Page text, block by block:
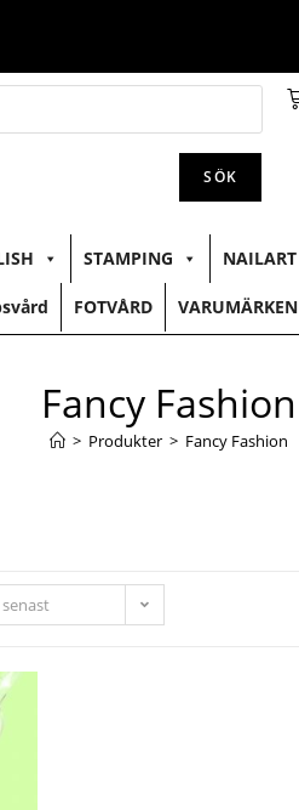
SÖK
STAMPING NAILART
FOTVÅRD VARUMÄRKEN
Fancy Fashion
> Produkter > Fancy Fashion